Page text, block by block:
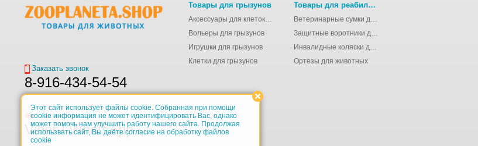
Заказать звонок
8-916-434-54-54
Обратная связь
Viber / WhatsApp
Товары для грызунов
Аксессуары для клеток для грызунов
Вольеры для грызунов
Игрушки для грызунов
Клетки для грызунов
Товары для реабилитации животных
Ветеринарные сумки для животных
Защитные воротники для животных
Инвалидные коляски для животных
Ортезы для животных
Этот сайт использует файлы cookie. Собранная при помощи
cookie информация не может идентифицировать Вас, однако
может помочь нам улучшить работу нашего сайта. Продолжая
использвать сайт, Вы даёте согласие на обработку файлов
cookie